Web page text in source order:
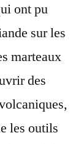
ont pu
sur les
marteaux
des
les outils